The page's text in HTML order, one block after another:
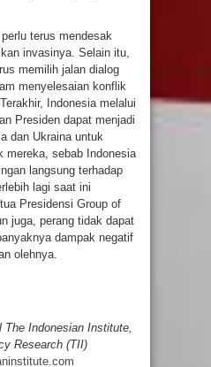
terus mendesak
invasinya. Selain itu,
memilih jalan dialog
menyelesaian konflik
Indonesia melalui
Presiden dapat menjadi
dan Ukraina untuk
mereka, sebab Indonesia
langsung terhadap
lagi saat ini
Presidensi Group of
juga, perang tidak dapat
dampak negatif
olehnya.
Indonesian Institute,
Research (TII)